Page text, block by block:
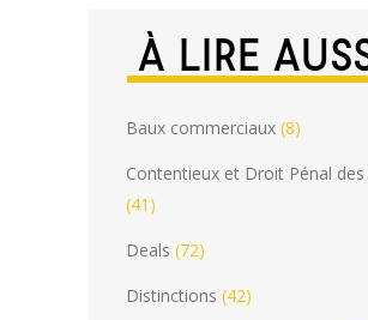
À LIRE
Baux commerciaux (8)
Contentieux et Droit Pénal des
(41)
Deals (72)
Distinctions (42)